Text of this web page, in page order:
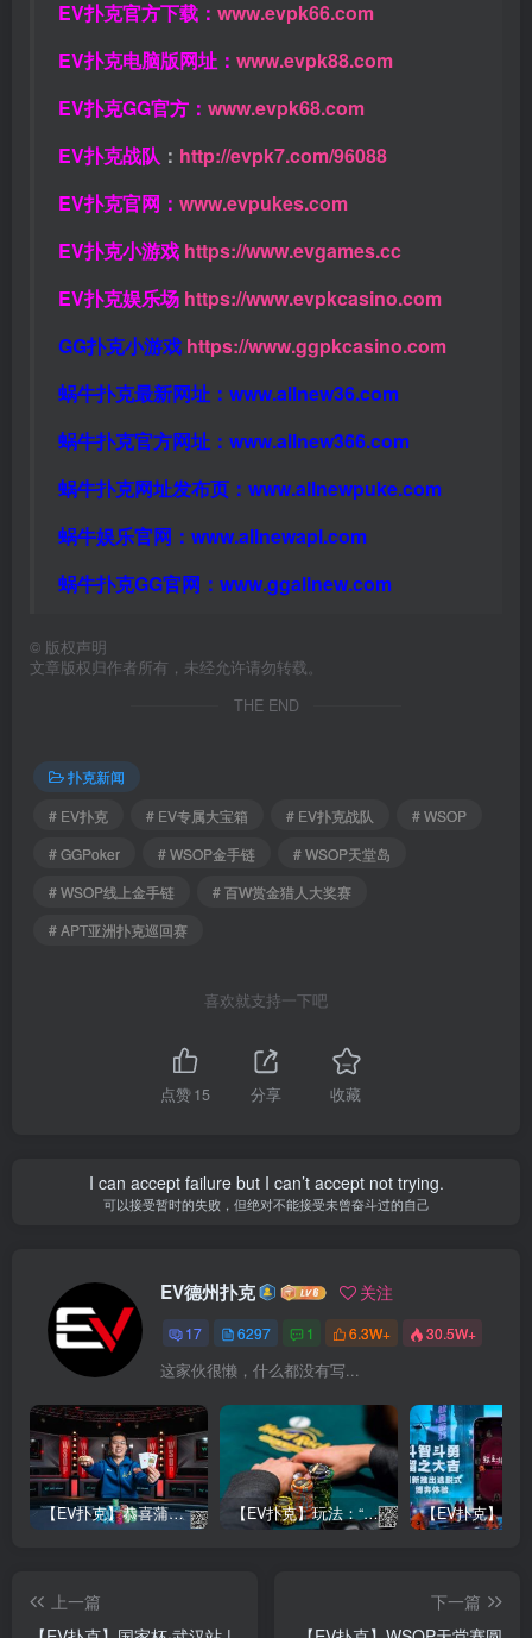
EV扑克官方下载： www.evpk66.com
EV扑克电脑版网址： www.evpk88.com
EV扑克GG官方： www.evpk68.com
EV扑克战队 ： http://evpk7.com/96088
EV扑克官网： www.evpukes.com
EV扑克小游戏 https://www.evgames.cc
EV扑克娱乐场 https://www.evpkcasino.com
GG扑克小游戏 https://www.ggpkcasino.com
蜗牛扑克最新网址： www.allnew36.com
蜗牛扑克官方网址： www.allnew366.com
蜗牛扑克网址发布页： www.allnewpuke.com
蜗牛娱乐官网： www.allnewapl.com
蜗牛扑克GG官网： www.ggallnew.com
© 版权声明
文章版权归作者所有，未经允许请勿转载。
THE END
扑克新闻
# EV扑克
# EV专属大宝箱 # EV扑克战队
# WSOP
# GGPoker
# WSOP金手链
# WSOP天堂岛
# WSOP线上金手链
# 百W赏金猎人大奖赛
# APT亚洲扑克巡回赛
喜欢就支持一下吧
点赞15 分享 收藏
I can accept failure but I can’t accept not trying.
可以接受暂时的失败，但绝对不能接受未曾奋斗过的自己
EV德州扑克 关注
17 6297 1 6.3W+ 30.5W+
这家伙很懒，什么都没有写...
【EV扑克】恭喜蒲蔚然赛事#65夺冠，收获国人2023WSOP第六条金手链，奖金93万刀！ 【EV扑克】玩法：“松弱鱼/松凶鱼打法”的基本攻略
上一篇
下一篇